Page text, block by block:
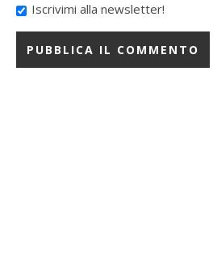
Iscrivimi alla newsletter!